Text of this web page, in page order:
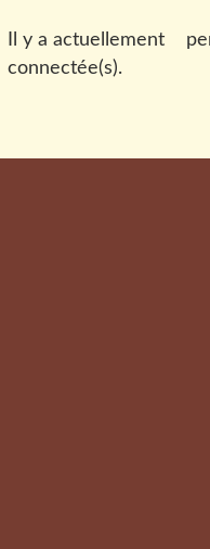
Il y a actuellement
connectée(s).